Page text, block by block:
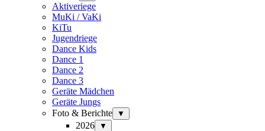
Aktiveriege
MuKi / VaKi
KiTu
Jugendriege
Dance Kids
Dance 1
Dance 2
Dance 3
Geräte Mädchen
Geräte Jungs
Foto & Berichte
▼
2026 ▼